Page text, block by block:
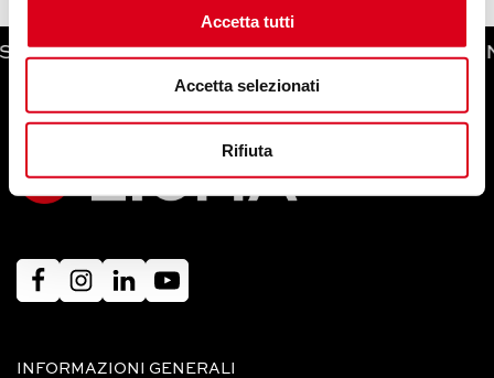
Accetta tutti
Accetta selezionati
Rifiuta
OPERATORI. | 5-8 NOVEMBRE.
INFORMAZIONI GENERALI